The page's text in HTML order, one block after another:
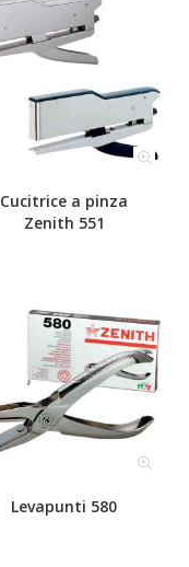
Cucitrice a pinza
Zenith 551
Levapunti 580